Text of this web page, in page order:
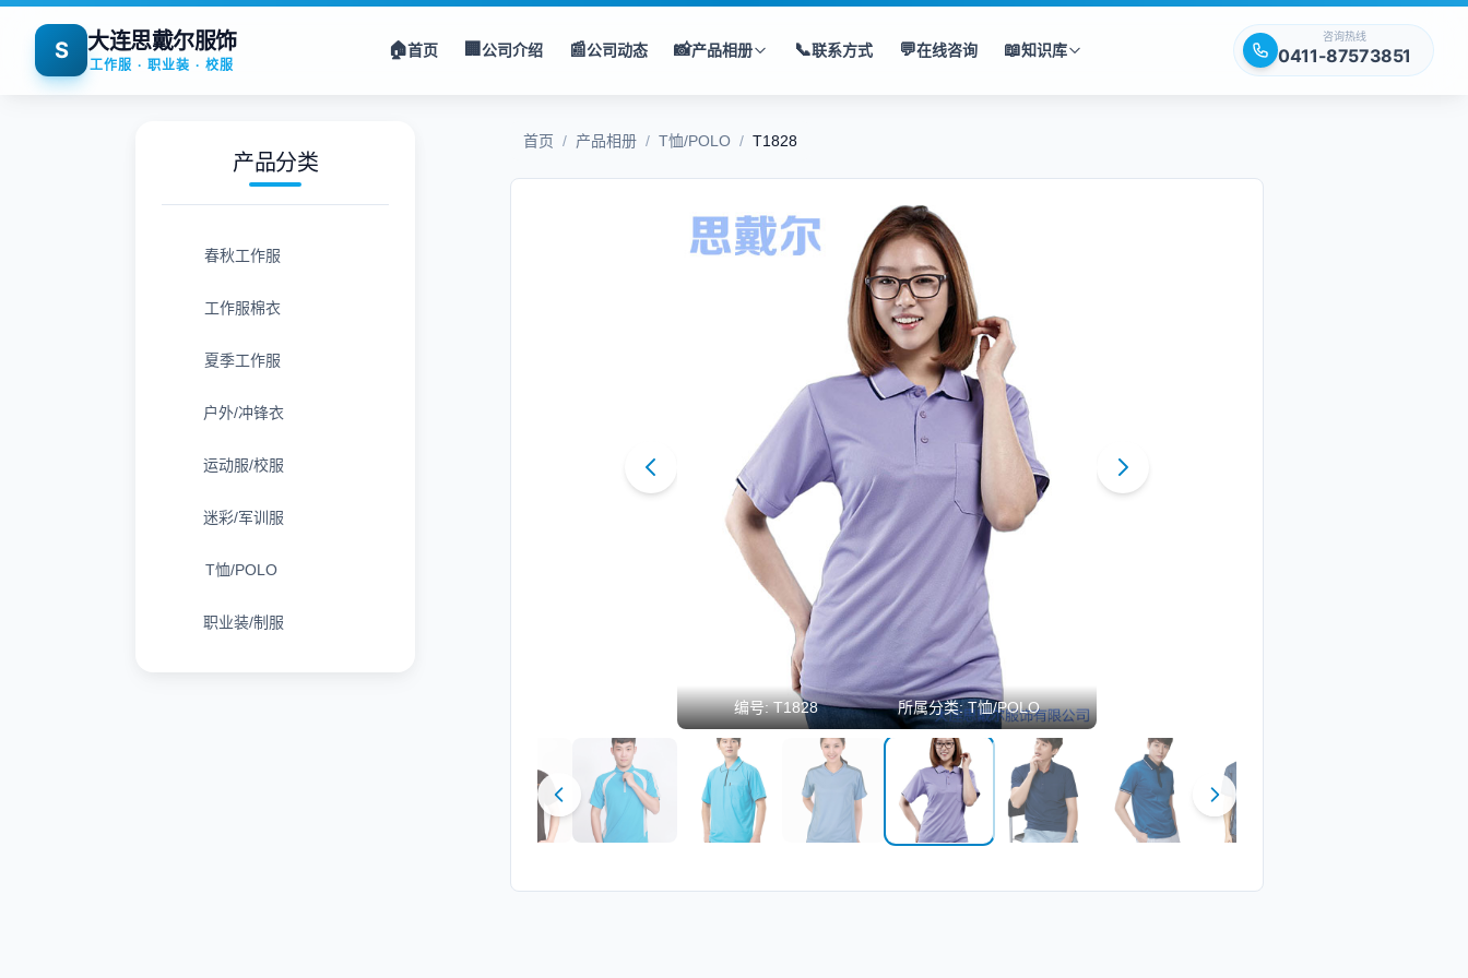
S 大连思戴尔服饰
工作服 · 职业装 · 校服
🏠首页 🏢公司介绍 📰公司动态 📸产品相册 📞联系方式 💬在线咨询 📖知识库
咨询热线
0411-87573851
产品分类
春秋工作服
工作服棉衣
夏季工作服
户外/冲锋衣
运动服/校服
迷彩/军训服
T恤/POLO
职业装/制服
首页 / 产品相册 / T恤/POLO / T1828
编号:T1828 所属分类:T恤/POLO